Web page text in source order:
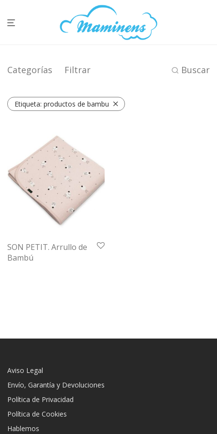
Categorías Filtrar Buscar
Etiqueta: productos de bambu
SON PETIT. Arrullo de
Bambú
Aviso Legal
Envío, Garantía y Devoluciones
Política de Privacidad
Política de Cookies
Hablemos